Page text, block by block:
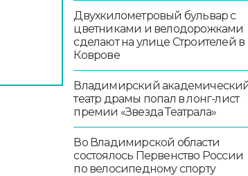
Двухкилометровый бульвар с
цветниками и велодорожками
сделают на улице Строителей в
Коврове
Владимирский
театр драмы попал в лонг-лист
премии «Звезда Театрала»
Во Владимирской области
состоялось Первенство России
по велосипедному спорту